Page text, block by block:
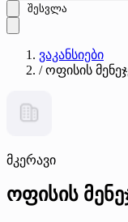
შესვლა
ვაკანსიები
/ ოფისის
მკერავი
ოფისის